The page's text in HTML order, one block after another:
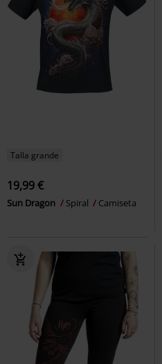
Talla grande
19,99 €
Sun Dragon Spiral Camiseta